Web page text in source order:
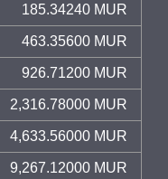
185.34240 MUR
463.35600 MUR
926.71200 MUR
2,316.78000 MUR
4,633.56000 MUR
9,267.12000 MUR